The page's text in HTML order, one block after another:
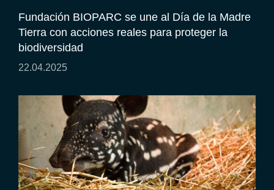
Fundación BIOPARC se une al Día de la Madre
Tierra con acciones reales para proteger la
biodiversidad
22.04.2025